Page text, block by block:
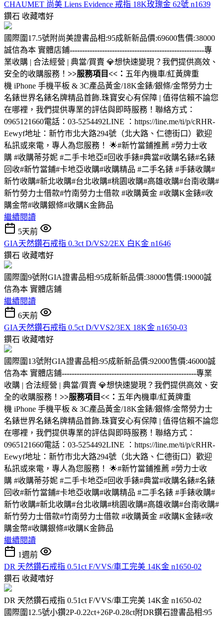
CHAUMET 尚美 Liens Evidence 戒指 18K玫瑰金 62號 n1639
鑽石 收藏嗜好
國際圍17.5號附尚美證書品相:95成新新品價:69600售價:38000
誠信為本 實體店鋪------------------------------------------------------專
業收購 | 合法經營 | 典當/買賣 💎想快速變現？我們提供高效、
安全的收購服務！ >>服務項目<<： 五年內機車/紅黃牌重
機 iPhone 手機平板 & 3C產品黃金/18K金錶/銀條/金幣勞力士
名錶世界名錶名牌精品首飾.珠寶安心有保障 | 值得信賴不論您
在哪裡，我們提供專業的評估與即時服務！聯絡方式：
0965121660電話：03-5254492LINE ：https://line.me/ti/p/cRHR-
Eewyf地址：新竹市北大路294號（北大路、仁德街口）歡迎
私訊或來電，專人為您服務！ 🌟#新竹當鋪推薦 #勞力士收
購 #收購蒂芬妮 #二手卡地亞#回收手錶#典當#收購名錶#名錶
回收#新竹當鋪#卡地亞收購#收購精品 #二手名錶 #手錶收購#
新竹收購#新北收購#台北收購#桃園收購#高雄收購#台南收購#
新竹勞力士借款#竹南勞力士借款 #收購黃金 #收購K金錶#收
購金幣#收購銀條#收購K金飾品
繼續閱讀
5天前
GIA天然鑽石戒指 0.3ct D/VS2/2EX 白K金 n1646
鑽石 收藏嗜好
國際圍9號附GIA證書品相:95成新新品價:38000售價:19000誠
信為本 實體店鋪
繼續閱讀
6天前
GIA天然鑽石戒指 0.5ct D/VVS2/3EX 18K金 n1650-03
鑽石 收藏嗜好
國際圍13號附GIA證書品相:95成新新品價:92000售價:46000誠
信為本 實體店鋪------------------------------------------------------專業
收購 | 合法經營 | 典當/買賣 💎想快速變現？我們提供高效、安
全的收購服務！ >>服務項目<<： 五年內機車/紅黃牌重
機 iPhone 手機平板 & 3C產品黃金/18K金錶/銀條/金幣勞力士
名錶世界名錶名牌精品首飾.珠寶安心有保障 | 值得信賴不論您
在哪裡，我們提供專業的評估與即時服務！聯絡方式：
0965121660電話：03-5254492LINE ：https://line.me/ti/p/cRHR-
Eewyf地址：新竹市北大路294號（北大路、仁德街口）歡迎
私訊或來電，專人為您服務！ 🌟#新竹當鋪推薦 #勞力士收
購 #收購蒂芬妮 #二手卡地亞#回收手錶#典當#收購名錶#名錶
回收#新竹當鋪#卡地亞收購#收購精品 #二手名錶 #手錶收購#
新竹收購#新北收購#台北收購#桃園收購#高雄收購#台南收購#
新竹勞力士借款#竹南勞力士借款 #收購黃金 #收購K金錶#收
購金幣#收購銀條#收購K金飾品
繼續閱讀
1週前
DR 天然鑽石戒指 0.51ct F/VVS/車工完美 14K金 n1650-02
鑽石 收藏嗜好
DR 天然鑽石戒指 0.51ct F/VVS/車工完美 14K金 n1650-02
國際圍12.5號小鑽2P-0.22ct+26P-0.28ct附DR鑽石證書品相:95